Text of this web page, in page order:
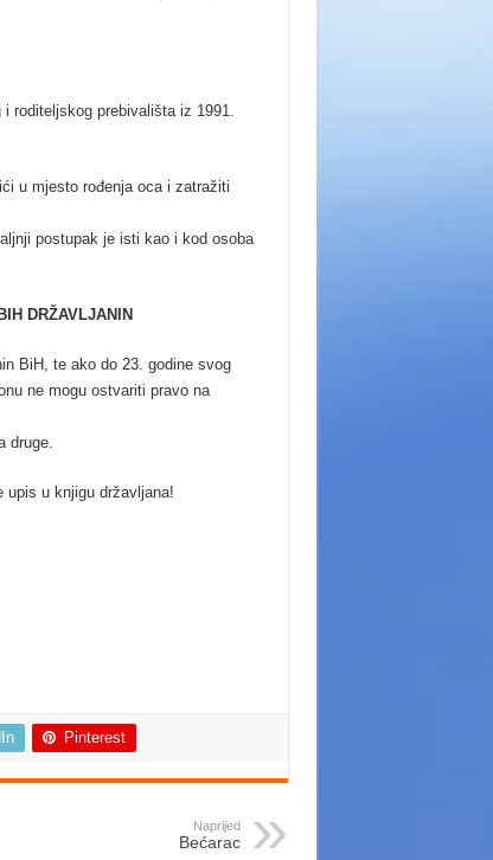
prebivališta iz 1991.
u mjesto rođenja oca i zatražiti
postupak je isti kao i kod osoba
DRŽAVLJANIN
BiH, te ako do 23. godine svog
ne mogu ostvariti pravo na
druge.
upis u knjigu državljana!
Pinterest
Naprijed
Bećarac